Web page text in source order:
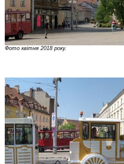
Фото квітня 2018 року.